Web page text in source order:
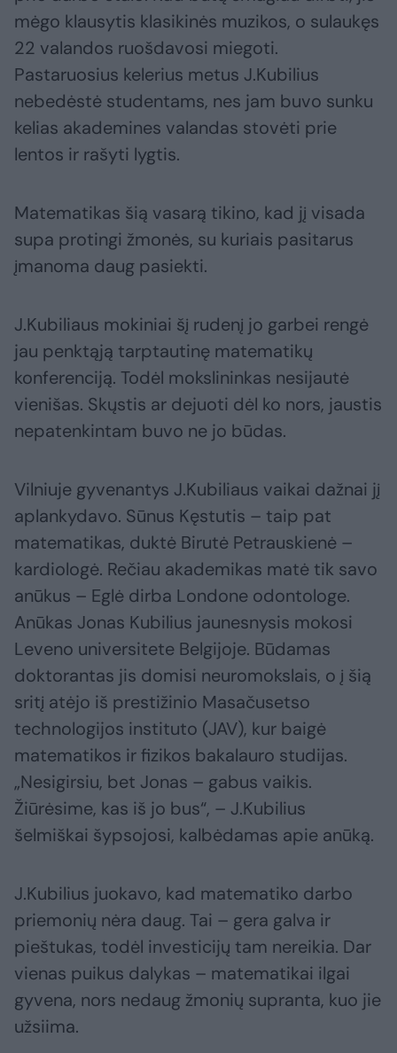
mėgo klausytis klasikinės muzikos, o sulaukęs
22 valandos ruošdavosi miegoti.
Pastaruosius kelerius metus J.Kubilius
nebedėstė studentams, nes jam buvo sunku
kelias akademines valandas stovėti prie
lentos ir rašyti lygtis.
Matematikas šią vasarą tikino, kad jį visada
supa protingi žmonės, su kuriais pasitarus
įmanoma daug pasiekti.
J.Kubiliaus mokiniai šį rudenį jo garbei rengė
jau penktąją tarptautinę matematikų
konferenciją. Todėl mokslininkas nesijautė
vienišas. Skųstis ar dejuoti dėl ko nors, jaustis
nepatenkintam buvo ne jo būdas.
Vilniuje gyvenantys J.Kubiliaus vaikai dažnai jį
aplankydavo. Sūnus Kęstutis – taip pat
matematikas, duktė Birutė Petrauskienė –
kardiologė. Rečiau akademikas matė tik savo
anūkus – Eglė dirba Londone odontologe.
Anūkas Jonas Kubilius jaunesnysis mokosi
Leveno universitete Belgijoje. Būdamas
doktorantas jis domisi neuromokslais, o į šią
sritį atėjo iš prestižinio Masačusetso
technologijos instituto (JAV), kur baigė
matematikos ir fizikos bakalauro studijas.
„Nesigirsiu, bet Jonas – gabus vaikis.
Žiūrėsime, kas iš jo bus“, – J.Kubilius
šelmiškai šypsojosi, kalbėdamas apie anūką.
J.Kubilius juokavo, kad matematiko darbo
priemonių nėra daug. Tai – gera galva ir
pieštukas, todėl investicijų tam nereikia. Dar
vienas puikus dalykas – matematikai ilgai
gyvena, nors nedaug žmonių supranta, kuo jie
užsiima.